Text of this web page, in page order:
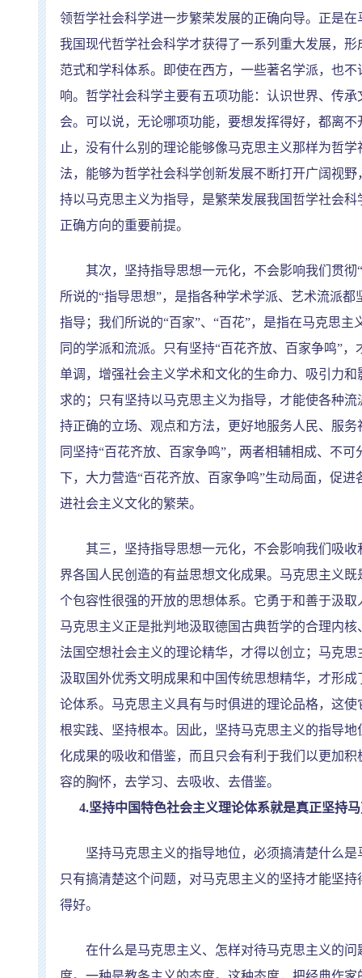
领哲学社会科学进一步繁荣发展的正确向导。正是
我国现代哲学社会科学才获得了一系列重大发展，
范式和学科体系。即使在西方，一些著名学派，也
响。哲学社会科学主要有五项功能：认识世界、传
会。可以说，无论哪项功能，要想发挥得好，都离
止，没有什么别的理论能够像马克思主义那样为哲
法，能够为哲学社会科学创新发展不断打开广阔视
持以马克思主义为指导，是繁荣发展我国哲学社会
正确方向的重要前提。
其次，坚持指导思想一元化，不会影响我们贯彻“
所说的“指导思想”，是指各种学术学派、艺术流派
指导；我们所说的“百家”、 “百花”，是指在马克思主
同的学派和流派。只有坚持“百花齐放、百家争鸣”，
单调，增强社会主义学术和文化的生命力、吸引力
求的；只有坚持以马克思主义为指导，才能使各种
持正确的立场、观点和方法，更好地服务人民、服
同坚持“百花齐放、百家争鸣”，两者相辅相成、不可
下，大力营造“百花齐放、百家争鸣”生动局面，促进
进社会主义文化的繁荣。
其三，坚持指导思想一元化，不会影响我们吸收
界各国人民创造的有益思想文化成果。马克思主义
个包容性很强的开放的思想体系。它勇于和善于汲
马克思主义正是批判地汲取德国古典哲学的合理内
法国空想社会主义的理论精华，才得以创立；马克
汲取国外优秀文明成果和中国传统思想精华，才形
论体系。马克思主义具有与时俱进的理论品格，这
根实践、坚持根本。因此，坚持马克思主义的指导
化成果的吸收和借鉴，而且只会有利于我们以更加
容的胸怀，去学习、去吸收、去借鉴。
4.坚持中国特色社会主义理论体系就是真正坚持
坚持马克思主义的指导地位，必须搞清楚什么是
只有搞清楚这个问题，对马克思主义的坚持才能坚
得好。
在什么是马克思主义、怎样对待马克思主义的问